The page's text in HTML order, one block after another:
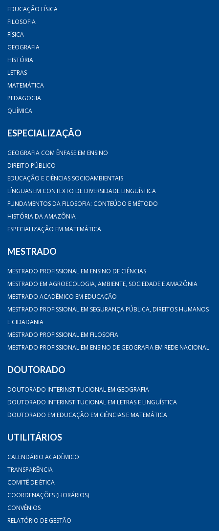
EDUCAÇÃO FÍSICA
FILOSOFIA
FÍSICA
GEOGRAFIA
HISTÓRIA
LETRAS
MATEMÁTICA
PEDAGOGIA
QUÍMICA
ESPECIALIZAÇÃO
GEOGRAFIA COM ÊNFASE EM ENSINO
DIREITO PÚBLICO
EDUCAÇÃO E CIÊNCIAS SOCIOAMBIENTAIS
LÍNGUAS EM CONTEXTO DE DIVERSIDADE LINGUÍSTICA
FUNDAMENTOS DA FILOSOFIA: CONTEÚDO E MÉTODO
HISTÓRIA DA AMAZÔNIA
ESPECIALIZAÇÃO EM MATEMÁTICA
MESTRADO
MESTRADO PROFISSIONAL EM ENSINO DE CIÊNCIAS
MESTRADO EM AGROECOLOGIA, AMBIENTE, SOCIEDADE E AMAZÔNIA
MESTRADO ACADÊMICO EM EDUCAÇÃO
MESTRADO PROFISSIONAL EM SEGURANÇA PÚBLICA, DIREITOS HUMANOS
E CIDADANIA
MESTRADO PROFISSIONAL EM FILOSOFIA
MESTRADO PROFISSIONAL EM ENSINO DE GEOGRAFIA EM REDE NACIONAL
DOUTORADO
DOUTORADO INTERINSTITUCIONAL EM GEOGRAFIA
DOUTORADO INTERINSTITUCIONAL EM LETRAS E LINGUÍSTICA
DOUTORADO EM EDUCAÇÃO EM CIÊNCIAS E MATEMÁTICA
UTILITÁRIOS
CALENDÁRIO ACADÊMICO
TRANSPARÊNCIA
COMITÊ DE ÉTICA
COORDENAÇÕES (HORÁRIOS)
CONVÊNIOS
RELATÓRIO DE GESTÃO